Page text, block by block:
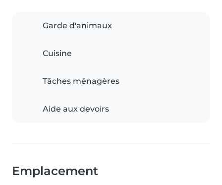
Garde d'animaux
Cuisine
Tâches ménagères
Aide aux devoirs
Emplacement